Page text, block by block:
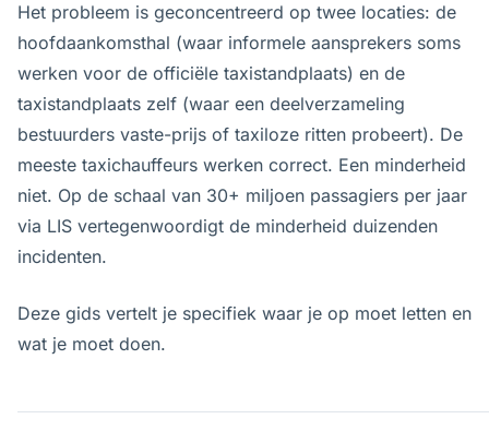
Het probleem is geconcentreerd op twee locaties: de
hoofdaankomsthal (waar informele aansprekers soms
werken voor de officiële taxistandplaats) en de
taxistandplaats zelf (waar een deelverzameling
bestuurders vaste-prijs of taxiloze ritten probeert). De
meeste taxichauffeurs werken correct. Een minderheid
niet. Op de schaal van 30+ miljoen passagiers per jaar
via LIS vertegenwoordigt de minderheid duizenden
incidenten.
Deze gids vertelt je specifiek waar je op moet letten en
wat je moet doen.